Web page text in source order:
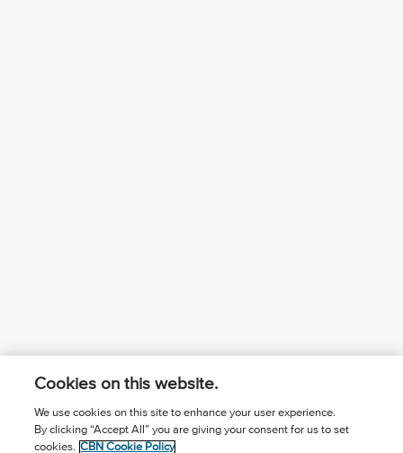
¿Conoces a Jesús?
Suscríbase al boletín
Cookies on this website.
We use cookies on this site to enhance your user experience.
By clicking “Accept All” you are giving your consent for us to set
cookies. CBN Cookie Policy